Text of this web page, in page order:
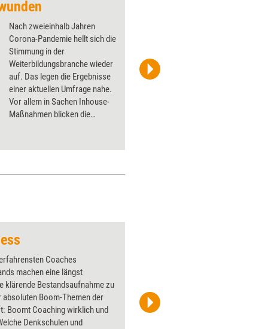
Nach zweieinhalb Jahren
Corona-Pandemie hellt sich die
Stimmung in der
Weiterbildungsbranche wieder
auf. Das legen die Ergebnisse
einer aktuellen Umfrage nahe.
Vor allem in Sachen Inhouse-
Maßnahmen blicken die
tommy / iStock
Coaches
machen eine längst
klärende Bestandsaufnahme zu
absoluten Boom-Themen der
Boomt Coaching wirklich und
Denkschulen und